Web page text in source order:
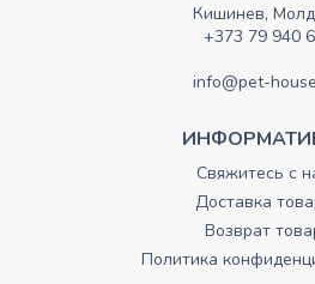
Кишинев,
+373 79 940
info@pet-
Свяжитесь с
Доставка
Возврат
Политика